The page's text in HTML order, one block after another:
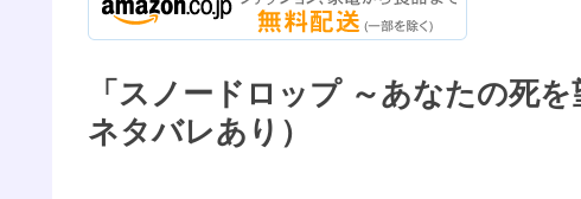
「スノードロップ ～あなたの死
ネタバレあり）